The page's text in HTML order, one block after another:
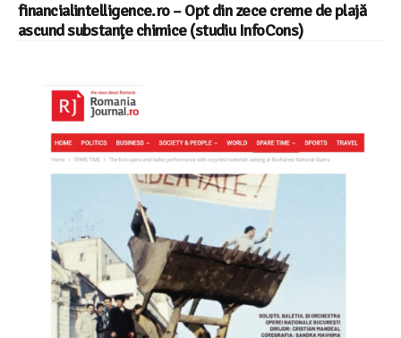
financialintelligence.ro – Opt din zece creme de plajă
ascund substanţe chimice (studiu InfoCons)